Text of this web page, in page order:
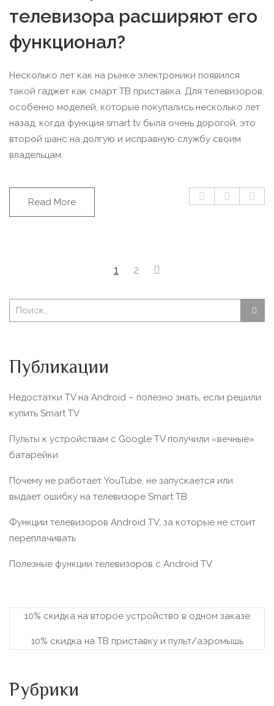
телевизора расширяют его
функционал?
Несколько лет как на рынке электроники появился
такой гаджет как смарт ТВ приставка. Для телевизоров,
особенно моделей, которые покупались несколько лет
назад, когда функция smart tv была очень дорогой, это
второй шанс на долгую и исправную службу своим
владельцам.
Read More
1 2
Публикации
Недостатки TV на Android – полезно знать, если решили
купить Smart TV
Пульты к устройствам с Google TV получили «вечные»
батарейки
Почему не работает YouTube, не запускается или
выдает ошибку на телевизоре Smart TВ
Функции телевизоров Android TV, за которые не стоит
переплачивать
Полезные функции телевизоров c Android TV
10% скидка на второе устройство в одном заказе
10% скидка на ТВ приставку и пульт/аэромышь
Рубрики